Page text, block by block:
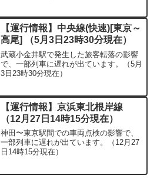
【運行情報】中央線(快速)[東京～
高尾] （5月3日23時30分現在）
武蔵小金井駅で発生した旅客転落の影響
で、一部列車に遅れが出ています。（5月
3日23時30分現在）
【運行情報】京浜東北根岸線
（12月27日14時15分現在）
神田〜東京駅間での車両点検の影響で、
一部列車に遅れが出ています。（12月27
日14時15分現在）